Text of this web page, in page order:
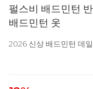
펄스비 배드민턴
배드민턴 옷
2026 신상 배드민턴 데